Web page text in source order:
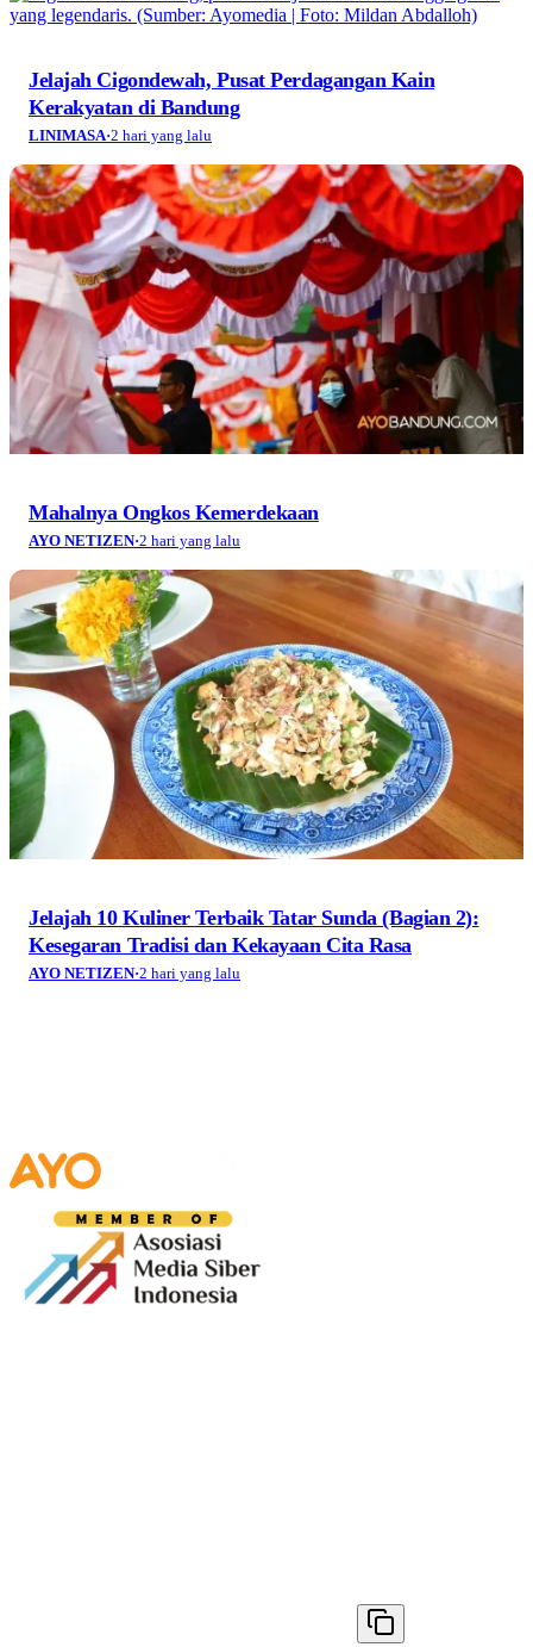
Jelajah Cigondewah, Pusat Perdagangan Kain
Kerakyatan di Bandung
LINIMASA·2 hari yang lalu
Mahalnya Ongkos Kemerdekaan
AYO NETIZEN·2 hari yang lalu
Jelajah 10 Kuliner Terbaik Tatar Sunda (Bagian 2):
Kesegaran Tradisi dan Kekayaan Cita Rasa
AYO NETIZEN·2 hari yang lalu